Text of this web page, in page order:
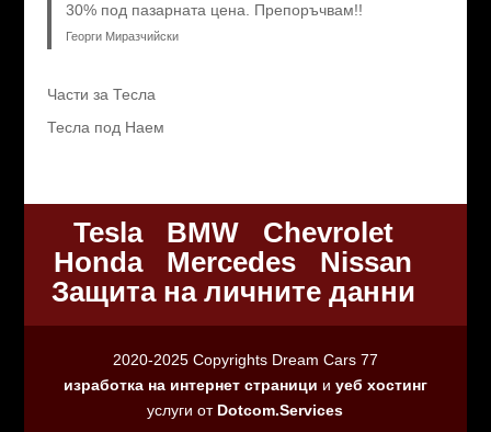
30% под пазарната цена. Препоръчвам!!
Георги Миразчийски
Части за Тесла
Тесла под Наем
Tesla BMW
Chevrolet
Honda
Mercedes
Nissan
Защита на личните данни
2020-2025 Copyrights Dream Cars 77
изработка на интернет страници и уеб хостинг
услуги от Dotcom.Services